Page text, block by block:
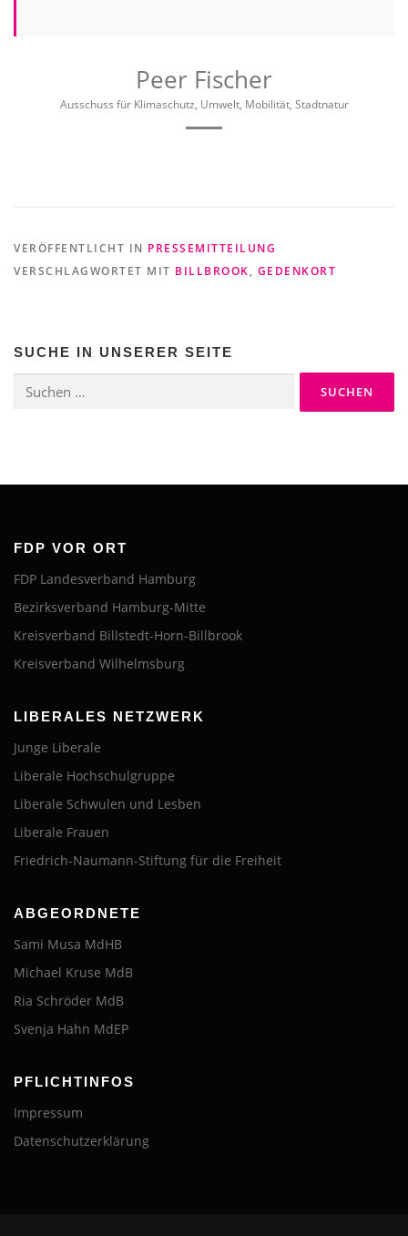
Peer Fischer
Ausschuss für Klimaschutz, Umwelt, Mobilität, Stadtnatur
VERÖFFENTLICHT IN PRESSEMITTEILUNG
VERSCHLAGWORTET MIT BILLBROOK, GEDENKORT
SUCHE IN UNSERER SEITE
nach:
FDP VOR ORT
FDP Landesverband Hamburg
Bezirksverband Hamburg-Mitte
Kreisverband Billstedt-Horn-Billbrook
Kreisverband Wilhelmsburg
LIBERALES NETZWERK
Junge Liberale
Liberale Hochschulgruppe
Liberale Schwulen und Lesben
Liberale Frauen
Friedrich-Naumann-Stiftung für die Freiheit
ABGEORDNETE
Sami Musa MdHB
Michael Kruse MdB
Ria Schröder MdB
Svenja Hahn MdEP
PFLICHTINFOS
Impressum
Datenschutzerklärung